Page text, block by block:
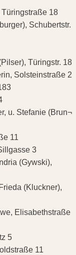
18
Schubertstr.
Türingstr. 18
Solsteinstraße 2
u. Stefanie (Brun¬
11
3
(Gywski),
(Kluckner),
Elisabethstraße
5
11